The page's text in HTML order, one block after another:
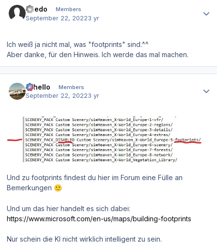
toledo Members
September 22, 20223 yr
Ich weiß ja nicht mal, was "footprints" sind.^^
Aber danke, für den Hinweis. Ich werde das mal machen.
Othello Members
September 22, 20223 yr
Und zu footprints findest du hier im Forum eine Fülle an
Bemerkungen 🙂
Und um das hier handelt es sich dabei:
https://www.microsoft.com/en-us/maps/building-footprints
Nur schein die KI nicht wirklich intelligent zu sein.